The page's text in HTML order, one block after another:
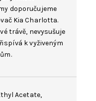
doporučujeme
Kia Charlotta.
trávě, nevysušuje
k vyživeným
Acetate,